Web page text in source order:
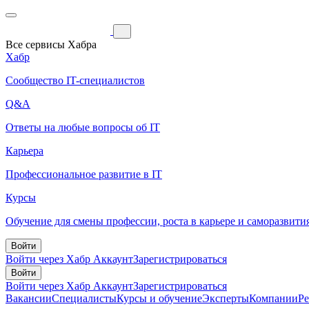
Все сервисы Хабра
Хабр
Сообщество IT-специалистов
Q&A
Ответы на любые вопросы об IT
Карьера
Профессиональное развитие в IT
Курсы
Обучение для смены профессии, роста в карьере и
Войти
Войти через Хабр АккаунтЗарегистрироваться
Войти
Войти через Хабр АккаунтЗарегистрироваться
ВакансииСпециалистыКурсы и обучениеЭкспертыКомпании